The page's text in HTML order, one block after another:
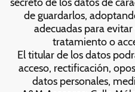
de guardarlos,
adecuadas para
tratamiento o
El titular de los datos
acceso, rectificación,
datos personales,